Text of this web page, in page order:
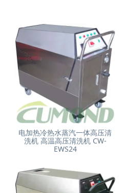
电加热冷热水蒸汽一体高压清
洗机 高温高压清洗机 CW-
EWS24